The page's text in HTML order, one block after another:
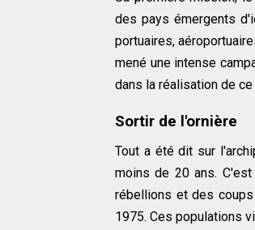
des pays émergents
portuaires,
mené une intense
dans la réalisation de ce
Sortir de l'ornière
Tout a été dit sur
moins de 20 ans.
rébellions et des
1975. Ces populations